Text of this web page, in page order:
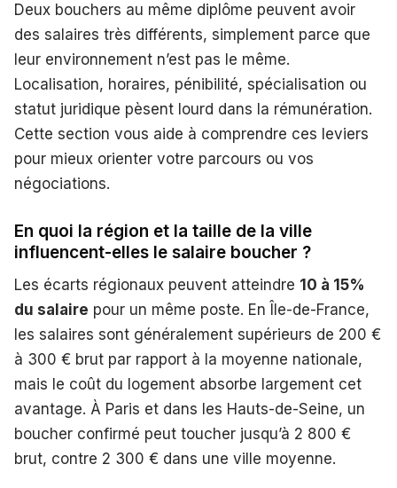
Deux bouchers au même diplôme peuvent avoir
des salaires très différents, simplement parce que
leur environnement n’est pas le même.
Localisation, horaires, pénibilité, spécialisation ou
statut juridique pèsent lourd dans la rémunération.
Cette section vous aide à comprendre ces leviers
pour mieux orienter votre parcours ou vos
négociations.
En quoi la région et la taille de la ville
influencent-elles le salaire boucher ?
Les écarts régionaux peuvent atteindre 10 à 15%
du salaire pour un même poste. En Île-de-France,
les salaires sont généralement supérieurs de 200 €
à 300 € brut par rapport à la moyenne nationale,
mais le coût du logement absorbe largement cet
avantage. À Paris et dans les Hauts-de-Seine, un
boucher confirmé peut toucher jusqu’à 2 800 €
brut, contre 2 300 € dans une ville moyenne.